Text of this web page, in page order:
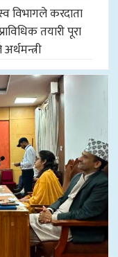
विभागले करदाता
तयारी पूरा